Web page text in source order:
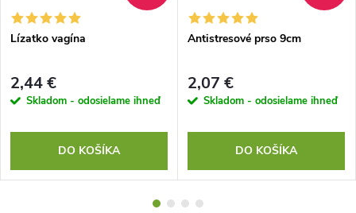
Lízatko vagína
2,44 €
Skladom - odosielame ihneď
DO KOŠÍKA
Antistresové prso 9cm
2,07 €
Skladom - odosielame ihneď
DO KOŠÍKA